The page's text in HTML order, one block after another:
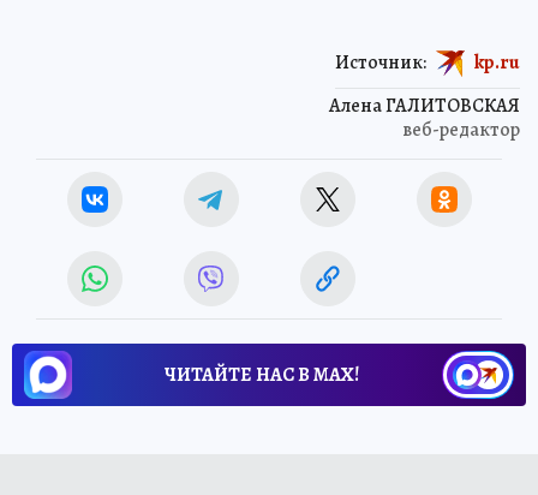
Алена ГАЛИТОВСКАЯ
веб-редактор
Источник: kp.ru
ЧИТАЙТЕ НАС В МАХ!